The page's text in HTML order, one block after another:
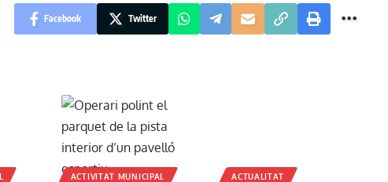
Facebook Twitter
ACTIVITAT MUNICIPAL ACTUALITAT